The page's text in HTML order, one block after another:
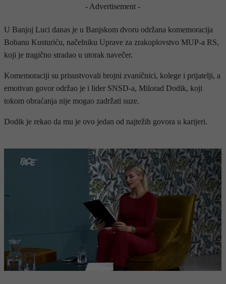
- Advertisement -
U Banjoj Luci danas je u Banjskom dvoru održana komemoracija
Bobanu Kusturiću, načelniku Uprave za zrakoplovstvo MUP-a RS,
koji je tragično stradao u utorak navečer.
Komemoraciji su prisustvovali brojni zvaničnici, kolege i prijatelji, a
emotivan govor održao je i lider SNSD-a, Milorad Dodik, koji
tokom obraćanja nije mogao zadržati suze.
Dodik je rekao da mu je ovo jedan od najtežih govora u karijeri.